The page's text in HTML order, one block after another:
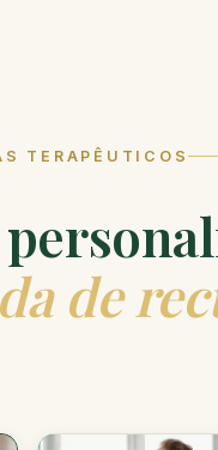
TERAPÊUTICOS
de